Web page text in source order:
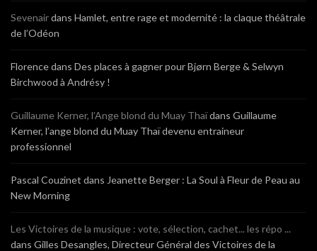
Sevenairdans Hamlet, entre rage et modernité : la claque théâtrale
de l’Odéon
Florencedans Des places à gagner pour Bjørn Berge & Selwyn
Birchwood à Andrésy !
Guillaume Kerner, l’Ange blond du Muay Thaïdans Guillaume
Kerner, l’ange blond du Muay Thaï devenu entraineur
professionnel
Pascal Couzinet dans Jeanette Berger : La Soul à Fleur de Peau au
New Morning
Les Victoires de la musique : vote, sélection, cachet... les répo ...
dans Gilles Desangles, Directeur Général des Victoires de la